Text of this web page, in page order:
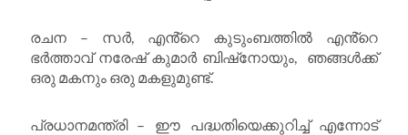
രചന – സർ, എൻ്റെ കുടുംബത്തിൽ എൻ്റെ
ഭർത്താവ് നരേഷ് കുമാർ ബിഷ്‌നോയും, ഞങ്ങൾക്ക്
ഒരു മകനും ഒരു മകളുമുണ്ട്.
പ്രധാനമന്ത്രി – ഈ പദ്ധതിയെക്കുറിച്ച് എന്നോട്